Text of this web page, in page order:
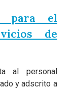
para el
de
al personal
y adscrito a